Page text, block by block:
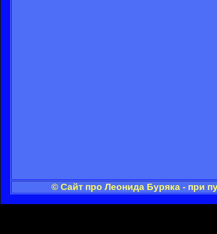
© Сайт про Леонида Буряка - при